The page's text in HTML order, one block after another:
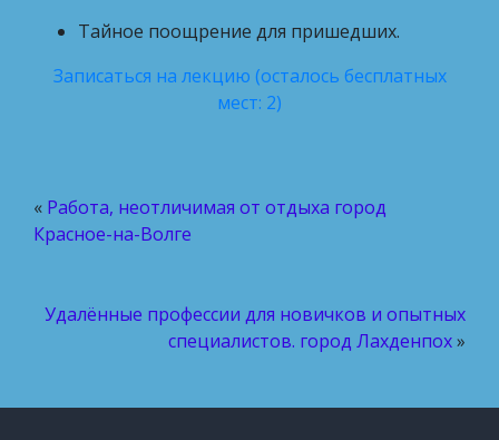
Тайное поощрение для пришедших.
Записаться на лекцию (осталось бесплатных
мест: 2)
« Работа, неотличимая от отдыха город
Красное-на-Волге
Удалённые профессии для новичков и опытных
специалистов. город Лахденпох»